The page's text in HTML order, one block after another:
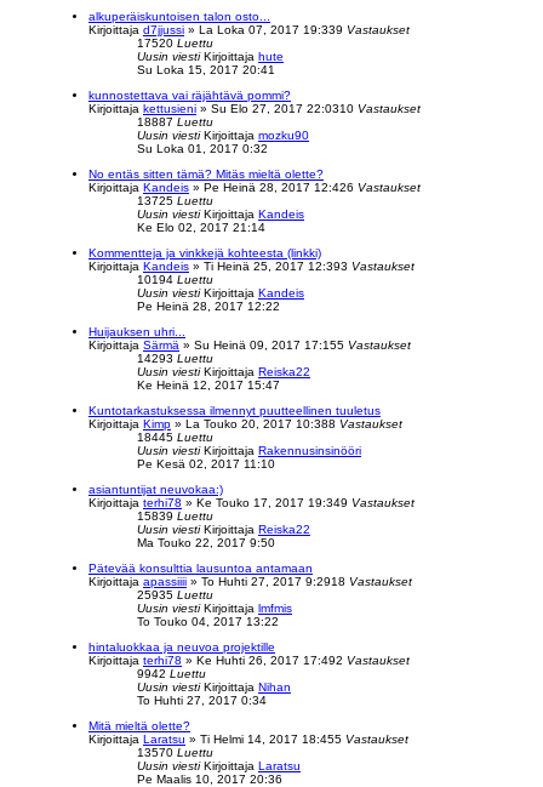
alkuperäiskuntoisen talon osto...
Kirjoittaja d7jjussi » La Loka 07, 2017 19:339 Vastaukset
17520 Luettu
Uusin viestiKirjoittaja hute
Su Loka 15, 2017 20:41
kunnostettava vai räjähtävä pommi?
Kirjoittaja kettusieni » Su Elo 27, 2017 22:0310 Vastaukset
18887 Luettu
Uusin viestiKirjoittaja mozku90
Su Loka 01, 2017 0:32
No entäs sitten tämä? Mitäs mieltä olette?
Kirjoittaja Kandeis » Pe Heinä 28, 2017 12:426 Vastaukset
13725 Luettu
Uusin viestiKirjoittaja Kandeis
Ke Elo 02, 2017 21:14
Kommentteja ja vinkkejä kohteesta (linkki)
Kirjoittaja Kandeis » Ti Heinä 25, 2017 12:393 Vastaukset
10194 Luettu
Uusin viestiKirjoittaja Kandeis
Pe Heinä 28, 2017 12:22
Huijauksen uhri...
Kirjoittaja Särmä » Su Heinä 09, 2017 17:155 Vastaukset
14293 Luettu
Uusin viestiKirjoittaja Reiska22
Ke Heinä 12, 2017 15:47
Kuntotarkastuksessa ilmennyt puutteellinen tuuletus
Kirjoittaja Kimp » La Touko 20, 2017 10:388 Vastaukset
18445 Luettu
Uusin viestiKirjoittaja Rakennusinsinööri
Pe Kesä 02, 2017 11:10
asiantuntijat neuvokaa:)
Kirjoittaja terhi78 » Ke Touko 17, 2017 19:349 Vastaukset
15839 Luettu
Uusin viestiKirjoittaja Reiska22
Ma Touko 22, 2017 9:50
Pätevää konsulttia lausuntoa antamaan
Kirjoittaja apassiiii » To Huhti 27, 2017 9:2918 Vastaukset
25935 Luettu
Uusin viestiKirjoittaja lmfmis
To Touko 04, 2017 13:22
hintaluokkaa ja neuvoa projektille
Kirjoittaja terhi78 » Ke Huhti 26, 2017 17:492 Vastaukset
9942 Luettu
Uusin viestiKirjoittaja Nihan
To Huhti 27, 2017 0:34
Mitä mieltä olette?
Kirjoittaja Laratsu » Ti Helmi 14, 2017 18:455 Vastaukset
13570 Luettu
Uusin viestiKirjoittaja Laratsu
Pe Maalis 10, 2017 20:36